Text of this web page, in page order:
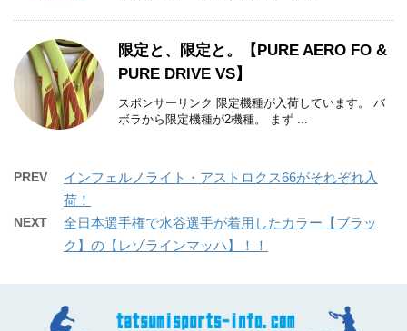
限定と、限定と。【PURE AERO FO &
PURE DRIVE VS】
スポンサーリンク 限定機種が入荷しています。 バ
ボラから限定機種が2機種。 まず ...
PREV
インフェルノライト・アストロクス66がそれぞれ入
荷！
NEXT
全日本選手権で水谷選手が着用したカラー【ブラッ
ク】の【レゾラインマッハ】！！